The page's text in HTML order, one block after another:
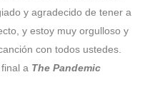
y agradecido de tener a
y estoy muy orgulloso y
con todos ustedes.
a The Pandemic